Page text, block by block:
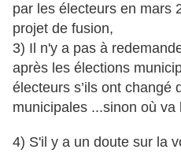
par les électeurs en mars
projet de fusion,
3) Il n'y a pas à
après les élections
électeurs s’ils ont changé
municipales ...sinon où va
4) S'il y a un doute sur la